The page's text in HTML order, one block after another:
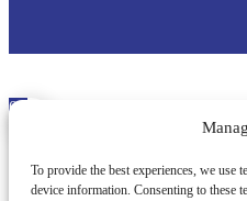
To provide the best experiences, we use
device information. Consenting to these
0